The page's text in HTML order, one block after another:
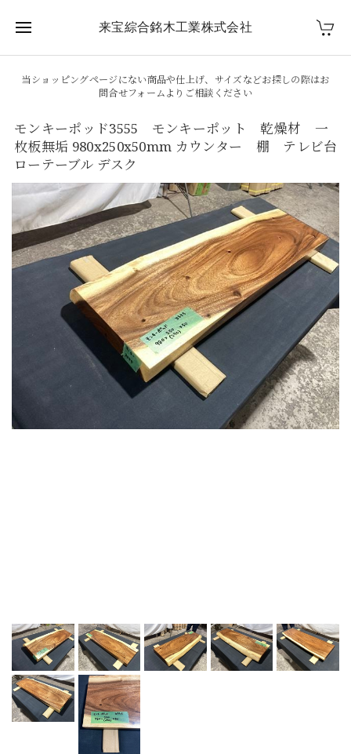
来宝綜合銘木工業株式会社
当ショッピングページにない商品や仕上げ、サイズなどお探しの際はお
問合せフォームよりご相談ください
モンキーポッド3555 モンキーポット 乾燥材 一
枚板無垢 980x250x50mm カウンター 棚 テレビ台
ローテーブル デスク